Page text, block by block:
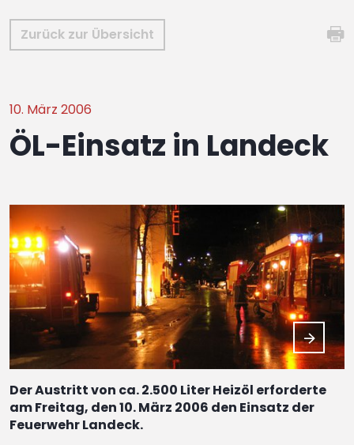
Zurück zur Übersicht
10. März 2006
ÖL-Einsatz in Landeck
Der Austritt von ca. 2.500 Liter Heizöl erforderte
am Freitag, den 10. März 2006 den Einsatz der
Feuerwehr Landeck.